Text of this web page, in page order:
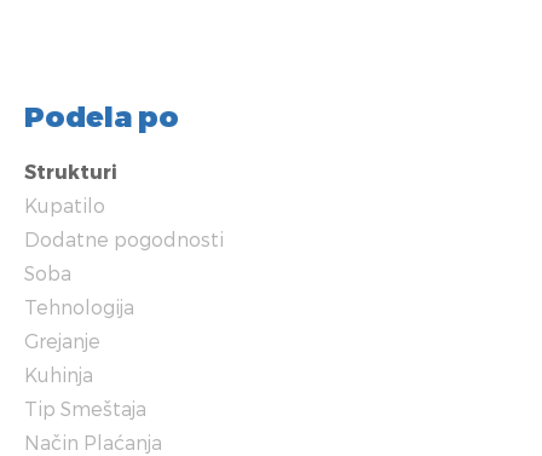
Podela po
Strukturi
Kupatilo
Dodatne pogodnosti
Soba
Tehnologija
Grejanje
Kuhinja
Tip Smeštaja
Način Plaćanja